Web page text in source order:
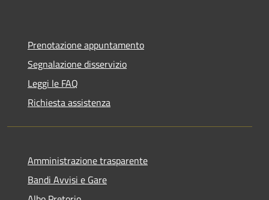
Prenotazione appuntamento
Segnalazione disservizio
Leggi le FAQ
Richiesta assistenza
Amministrazione trasparente
Bandi Avvisi e Gare